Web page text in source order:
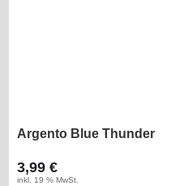
Argento Blue Thunder
3,99 €
inkl. 19 % MwSt.